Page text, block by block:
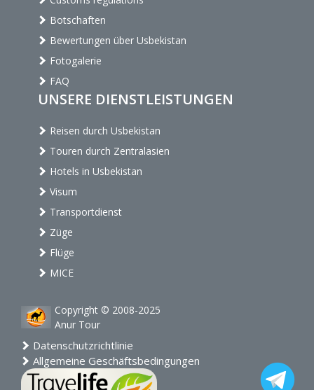
Botschaften
Bewertungen über Usbekistan
Fotogalerie
FAQ
UNSERE DIENSTLEISTUNGEN
Reisen durch Usbekistan
Touren durch Zentralasien
Hotels in Usbekistan
Visum
Transportdienst
Züge
Flüge
MICE
Copyright © 2008-2025
Anur Tour
Datenschutzrichtlinie
Allgemeine Geschäftsbedingungen